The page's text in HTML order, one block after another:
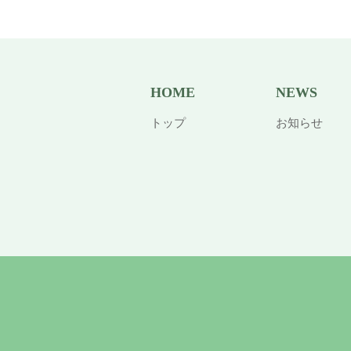
HOME
トップ
NEWS
お知らせ